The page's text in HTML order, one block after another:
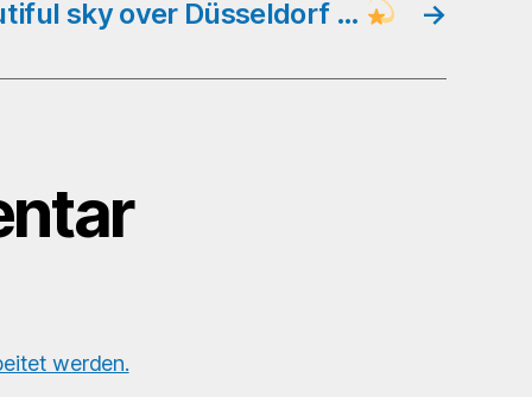
→
sky over Düsseldorf …
werden.